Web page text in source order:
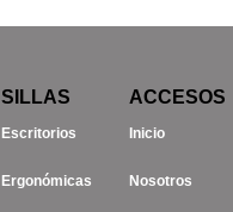
SILLAS
Escritorios
Ergonómicas
ACCESOS
Inicio
Nosotros